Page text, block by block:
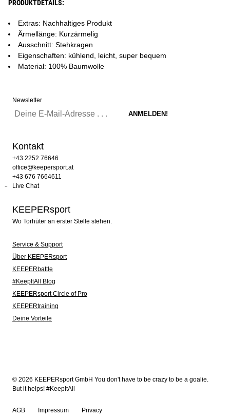
PRODUKTDETAILS:
Extras: Nachhaltiges Produkt
Ärmellänge: Kurzärmelig
Ausschnitt: Stehkragen
Eigenschaften: kühlend, leicht, super bequem
Material: 100% Baumwolle
Newsletter
Kontakt
+43 2252 76646
office@keepersport.at
+43 676 7664611
Live Chat
KEEPERsport
Wo Torhüter an erster Stelle stehen.
Service & Support
Über KEEPERsport
KEEPERbattle
#KeepItAll Blog
KEEPERsport Circle of Pro
KEEPERtraining
Deine Vorteile
© 2026 KEEPERsport GmbH You don't have to be crazy to be a goalie.
But it helps! #KeepItAll
AGB Impressum Privacy